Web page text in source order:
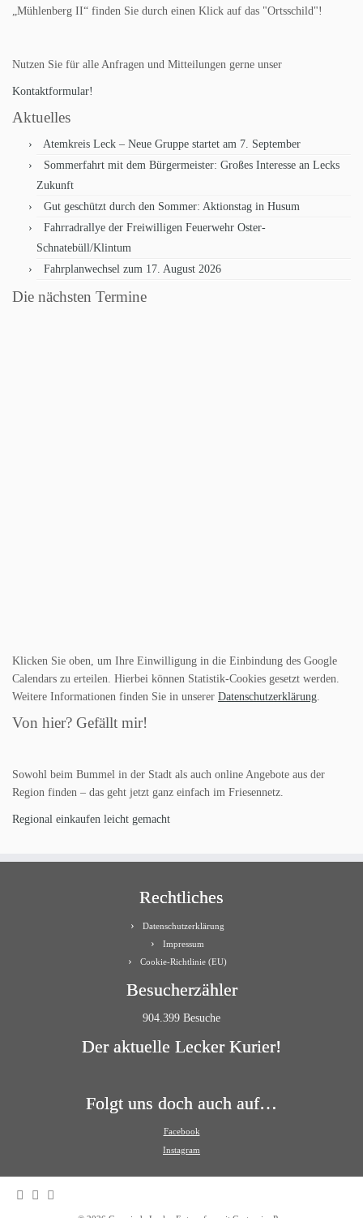
„Mühlenberg II“ finden Sie durch einen Klick auf das "Ortsschild"!
Nutzen Sie für alle Anfragen und Mitteilungen gerne unser
Kontaktformular!
Aktuelles
Atemkreis Leck – Neue Gruppe startet am 7. September
Sommerfahrt mit dem Bürgermeister: Großes Interesse an Lecks
Zukunft
Gut geschützt durch den Sommer: Aktionstag in Husum
Fahrradrallye der Freiwilligen Feuerwehr Oster-
Schnatebüll/Klintum
Fahrplanwechsel zum 17. August 2026
Die nächsten Termine
Klicken Sie oben, um Ihre Einwilligung in die Einbindung des Google
Calendars zu erteilen. Hierbei können Statistik-Cookies gesetzt werden.
Weitere Informationen finden Sie in unserer Datenschutzerklärung.
Von hier? Gefällt mir!
Sowohl beim Bummel in der Stadt als auch online Angebote aus der
Region finden – das geht jetzt ganz einfach im Friesennetz.
Regional einkaufen leicht gemacht
Rechtliches
Datenschutzerklärung
Impressum
Cookie-Richtlinie (EU)
Besucherzähler
904.399 Besuche
Der aktuelle Lecker Kurier!
Folgt uns doch auch auf…
Facebook
Instagram